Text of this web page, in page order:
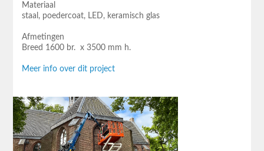
Materiaal
staal, poedercoat, LED, keramisch glas
Afmetingen
Breed 1600 br. x 3500 mm h.
Meer info over dit project